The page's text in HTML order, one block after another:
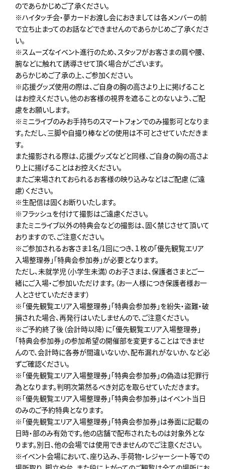
のであらかじめご了承ください。
※ハイタッチ会・夢カードお渡し会におきましては各メンバーの前
で立ち止まってのお話などできませんのであらかじめご了承くださ
い。
※スムーズなイベント進行のため､スタッフがお客さまの肩や腰、
腕などに触れて誘導させて頂く場合がございます。
あらかじめご了承の上､ご参加ください。
※応援グッズ使用の際は、ご自身の胸の高さより上に掲げること
はお控えください。他のお客様の視界を遮ることのないよう、ご配
慮をお願いします。
※ミニライブのみお手持ちのスマートフォンでのみ撮影可となりま
す。ただし、三脚や自撮り棒などの使用は不可とさせていただきま
す。
また撮影される際は、応援グッズなどと同様、ご自身の胸の高さよ
り上に揚げることはお控えください。
またご来場されておられるお客様の映り込みなどはご配慮（ご遠
慮）ください。
※生配信は固くお断りいたします。
※フラッシュを付けて撮影はご遠慮ください。
またミニライブ以外の特典会などの撮影は、固く禁じさせて頂いて
おりますので、ご注意ください。
※ご参加されるお客さま1名/1回につき、１枚の「優先観覧エリア
入場整理券」「特典会参加券」が必要となります。
ただし、未就学児（小学生未満）のお子さまは、保護者さまとご一
緒にご入場・ご参加いただけます。（お一人様につき保護者様お一
人とさせていただきます）
※「優先観覧エリア入場整理券」「特典会参加券」を紛失・盗難・破
損された場合、再発行はいたしませんので、ご注意ください。
※ご予約終了後（会計時以降）に「優先観覧エリア入場整理券」
「特典会参加券」の参加希望の開催部を変更することはできませ
んので、会計時に各券が間違いないか、配布漏れがないか、など必
ずご確認ください。
※「優先観覧エリア入場整理券」「特典会参加券」の偽造は犯罪行
為となります。判明次第然るべき対応を取らせていただきます。
※「優先観覧エリア入場整理券」「特典会参加券」はイベント当日
のみのご予約特典となります。
※「優先観覧エリア入場整理券」「特典会参加券」は券面に記載の
日時・部のみ有効です。他の店舗で配布されたものは対象外とな
ります。別日、他の会場では使用できませんのでご注意ください。
※イベント会場において、座り込み、手荷物・レジャーシート等での